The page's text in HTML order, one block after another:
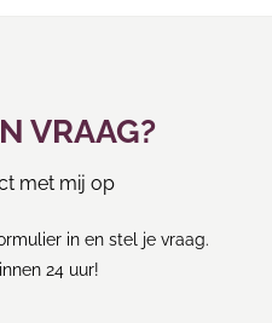
VRAAG?
met mij op
in en stel je vraag.
24 uur!